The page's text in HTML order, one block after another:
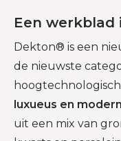
Een
Dekton® is een
de nieuwste
luxueus en modern
uit een mix van